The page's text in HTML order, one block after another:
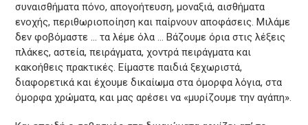
συναισθήματα πόνο, απογοήτευση, μοναξιά, αισθήματα
ενοχής, περιθωριοποίηση και παίρνουν αποφάσεις. Μιλάμε
δεν φοβόμαστε … τα λέμε όλα … Βάζουμε όρια στις λέξεις
πλάκες, αστεία, πειράγματα, χοντρά πειράγματα και
κακοήθεις πρακτικές. Είμαστε παιδιά ξεχωριστά,
διαφορετικά και έχουμε δικαίωμα στα όμορφα λόγια, στα
όμορφα χρώματα, και μας αρέσει να «μυρίζουμε την αγάπη».